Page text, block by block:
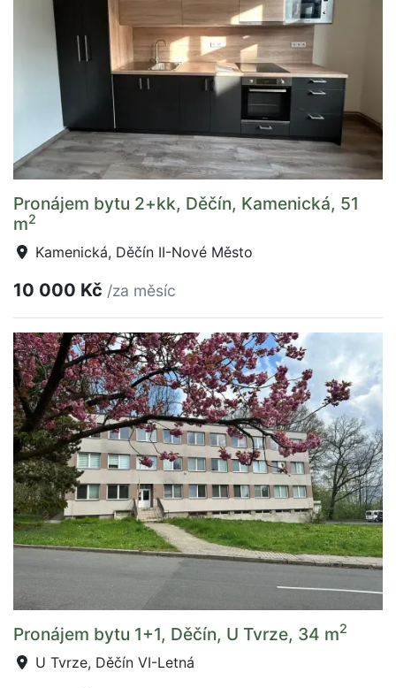
Pronájem bytu 2+kk, Děčín, Kamenická, 51
m2
Kamenická, Děčín II-Nové Město
10 000 Kč /za měsíc
Pronájem bytu 1+1, Děčín, U Tvrze, 34 m2
U Tvrze, Děčín VI-Letná